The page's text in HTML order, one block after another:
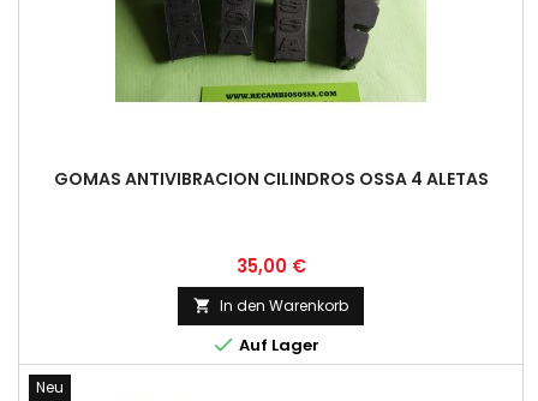
GOMAS ANTIVIBRACION CILINDROS OSSA 4 ALETAS
Preis
35,00 €
 In den Warenkorb
 Auf Lager
Neu